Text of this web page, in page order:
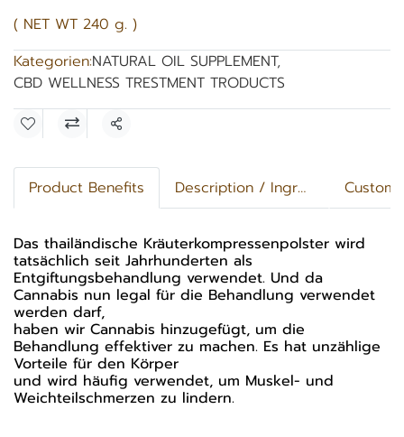
( NET WT 240 g. )
Kategorien:NATURAL OIL SUPPLEMENT,
CBD WELLNESS TRESTMENT TRODUCTS
Teilen
Product Benefits Description / Ingredients
Das thailändische Kräuterkompressenpolster wird
tatsächlich seit Jahrhunderten als
Entgiftungsbehandlung verwendet. Und da
Cannabis nun legal für die Behandlung verwendet
werden darf,
haben wir Cannabis hinzugefügt, um die
Behandlung effektiver zu machen. Es hat unzählige
Vorteile für den Körper
und wird häufig verwendet, um Muskel- und
Weichteilschmerzen zu lindern.